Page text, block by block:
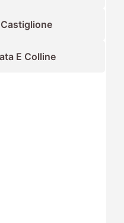
E Colline